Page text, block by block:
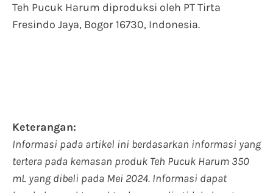
Teh Pucuk Harum diproduksi oleh PT Tirta
Fresindo Jaya, Bogor 16730, Indonesia.
Keterangan:
Informasi pada artikel ini berdasarkan informasi yang
tertera pada kemasan produk Teh Pucuk Harum 350
mL yang dibeli pada Mei 2024. Informasi dapat